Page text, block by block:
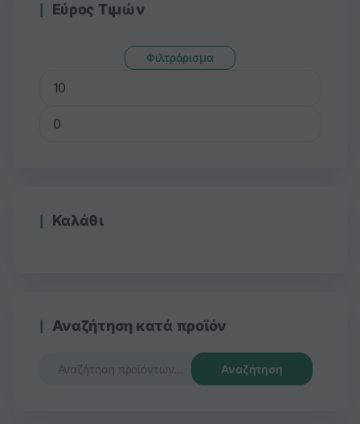
Εύρος Τιμών
Φιλτράρισμα
Καλάθι
Αναζήτηση κατά προϊόν
Αναζήτηση